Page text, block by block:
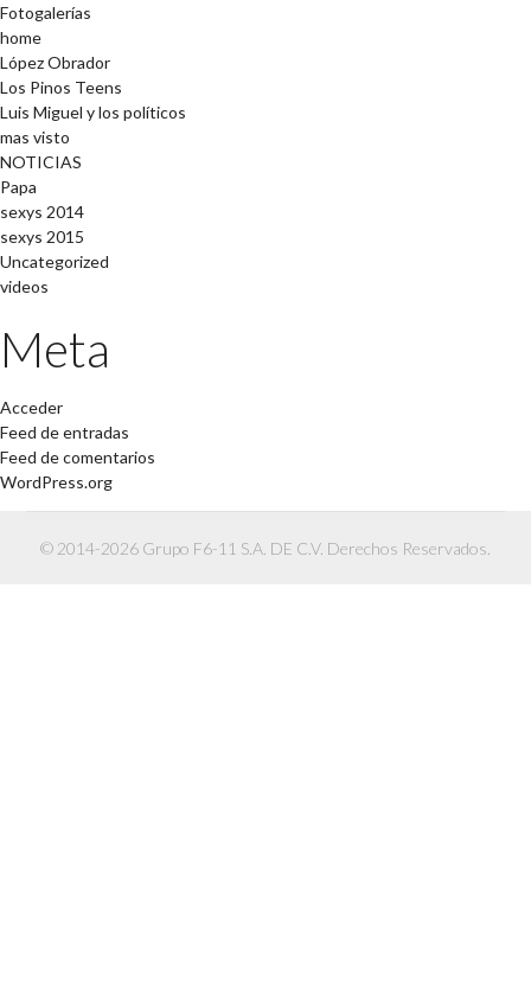
Fotogalerías
home
López Obrador
Los Pinos Teens
Luis Miguel y los políticos
mas visto
NOTICIAS
Papa
sexys 2014
sexys 2015
Uncategorized
videos
Meta
Acceder
Feed de entradas
Feed de comentarios
WordPress.org
© 2014-2026 Grupo F6-11 S.A. DE C.V. Derechos Reservados.